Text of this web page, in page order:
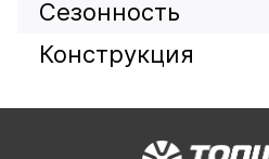
Сезонность
Конструкция